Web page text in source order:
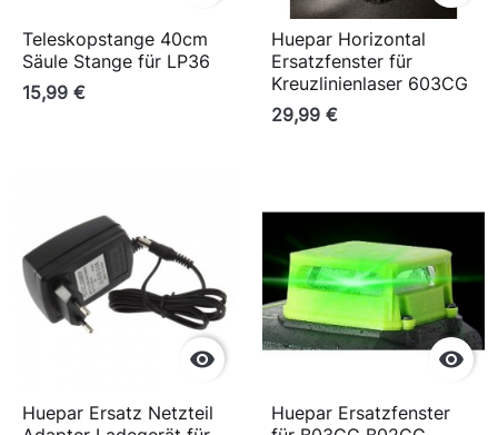
Teleskopstange 40cm
Säule Stange für LP36
15,99 €
Huepar Horizontal
Ersatzfenster für
Kreuzlinienlaser 603CG
29,99 €

Huepar Ersatz Netzteil

Huepar Ersatzfenster